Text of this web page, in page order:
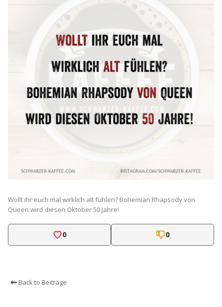
Wollt ihr euch mal wirklich alt fühlen? Bohemian Rhapsody von
Queen wird diesen Oktober 50 Jahre!
0 0
Back to Beiträge